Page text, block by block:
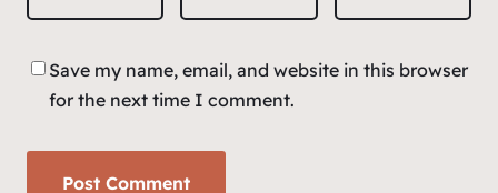
Save my name, email, and website in this browser
for the next time I comment.